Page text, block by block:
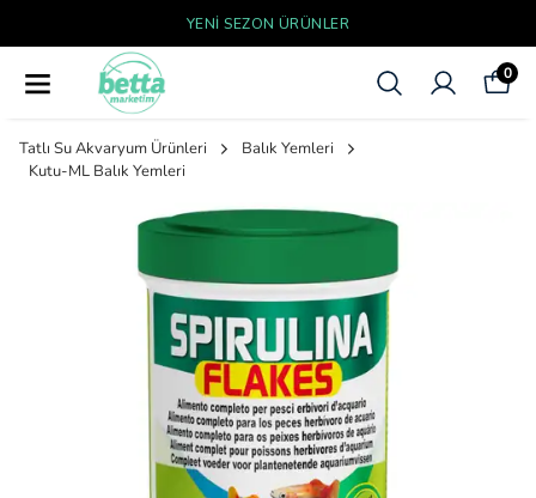
YENI SEZON ÜRÜNLER
0
Tatlı Su Akvaryum Ürünleri
Balık Yemleri
Kutu-ML Balık Yemleri